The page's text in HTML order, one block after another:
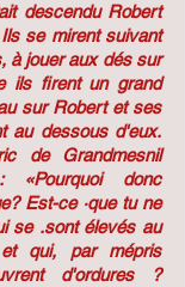
descendu Robert
se mirent suivant
à jouer aux dés sur
ils firent un grand
sur Robert et ses
au dessous d'eux.
de Grandmesnil
donc
Est-ce ·que tu ne
se .sont élevés au
qui, par mépris
d'ordures ?